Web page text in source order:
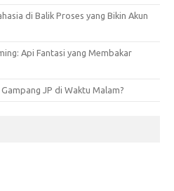
di Balik Proses yang Bikin Akun
Api Fantasi yang Membakar
JP di Waktu Malam?